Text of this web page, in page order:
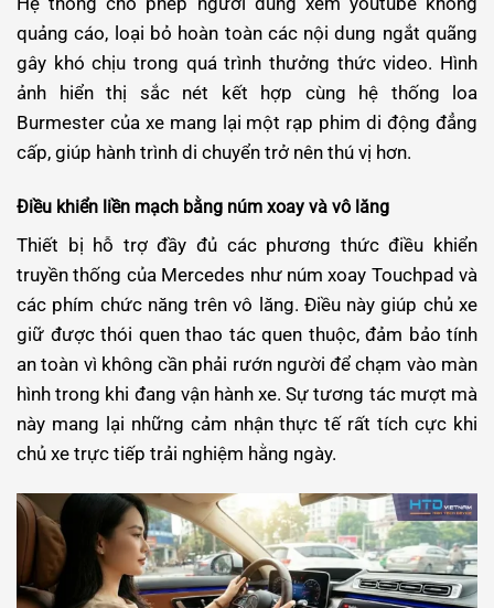
quảng cáo, loại bỏ hoàn toàn các nội dung ngắt quãng
gây khó chịu trong quá trình thưởng thức video. Hình
ảnh hiển thị sắc nét kết hợp cùng hệ thống loa
Burmester của xe mang lại một rạp phim di động đẳng
cấp, giúp hành trình di chuyển trở nên thú vị hơn.
Điều khiển liền mạch bằng núm xoay và vô lăng
Thiết bị hỗ trợ đầy đủ các phương thức điều khiển
truyền thống của Mercedes như núm xoay Touchpad và
các phím chức năng trên vô lăng. Điều này giúp chủ xe
giữ được thói quen thao tác quen thuộc, đảm bảo tính
an toàn vì không cần phải rướn người để chạm vào màn
hình trong khi đang vận hành xe.Sự tương tác mượt mà
này mang lại những cảm nhận thực tế rất tích cực khi
chủ xe trực tiếp trải nghiệm hằng ngày.